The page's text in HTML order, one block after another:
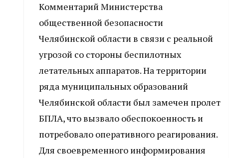
Комментарий Министерства
общественной безопасности
Челябинской области в связи с реальной
угрозой со стороны беспилотных
летательных аппаратов. На территории
ряда муниципальных образований
Челябинской области был замечен пролет
БПЛА, что вызвало обеспокоенность и
потребовало оперативного реагирования.
Для своевременного информирования